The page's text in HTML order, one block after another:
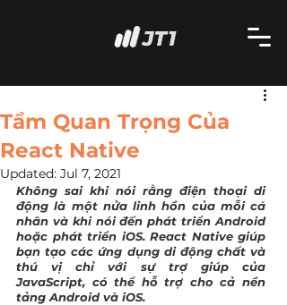
Tầm Quan Trọng Của
React Native
Updated: Jul 7, 2021
Không sai khi nói rằng điện thoại di
động là một nửa linh hồn của mỗi cá
nhân và khi nói đến phát triển Android
hoặc phát triển iOS. React Native giúp
bạn tạo các ứng dụng di động chất và
thú vị chỉ với sự trợ giúp của
JavaScript, có thể hỗ trợ cho cả nền
tảng Android và iOS.